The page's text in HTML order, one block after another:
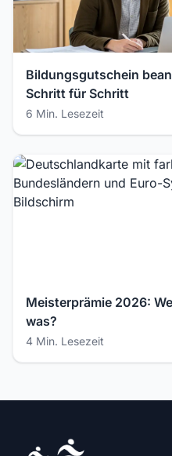
Bildungsgutschein
Schritt für Schritt
6 Min. Lesezeit
Meisterprämie 2026:
was?
4 Min. Lesezeit